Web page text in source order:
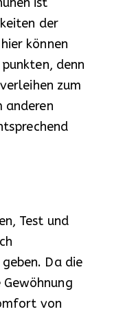
der
können
denn
zum
anderen
Test und
Da die
von